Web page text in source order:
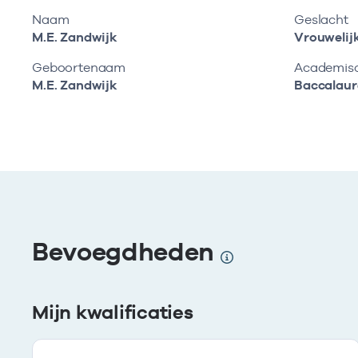
Naam
M.E. Zandwijk
Geboortenaam
M.E. Zandwijk
Geslacht
Bevoegdheden
Mijn kwalificaties